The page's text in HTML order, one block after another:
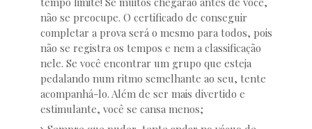
não se preocupe. O certificado de conseguir
completar a prova será o mesmo para todos, pois
não se registra os tempos e nem a classificação
nele. Se você encontrar um grupo que esteja
pedalando num ritmo semelhante ao seu, tente
acompanhá-lo. Além de ser mais divertido e
estimulante, você se cansa menos;